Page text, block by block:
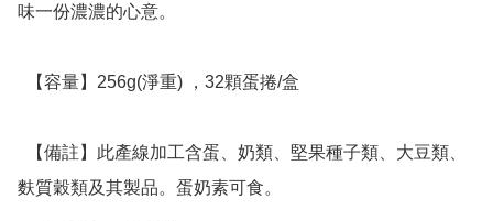
味一份濃濃的心意。
麩質穀類及其製品。蛋奶素可食。